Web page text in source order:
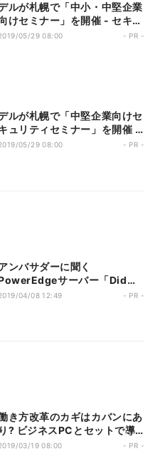
ルが札幌で「中小・中堅企業
けセミナー」を開催 - セキュ
ティやBCPに関する最新課題
05/29 08:00 - PR -
ルが札幌で「中堅企業向けセ
ュリティセミナー」を開催 -
堅企業を取り巻くセキュリテ
05/29 08:00 - PR -
ンバサダーに聞く
サーバー「Did
Know?」キャンペーン
04/08 12:49 - PR -
き方改革のカギはカバンにあ
り? ビジネスPCとセットで導
したいバックパック
03/19 08:00 - PR -